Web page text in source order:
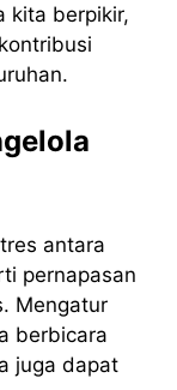
kita berpikir,
antara
pernapasan
Mengatur
berbicara
juga dapat